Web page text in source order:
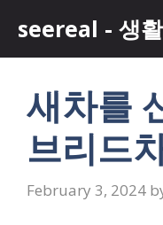
content
seereal - 생
새차를
브리드
February 3, 2024